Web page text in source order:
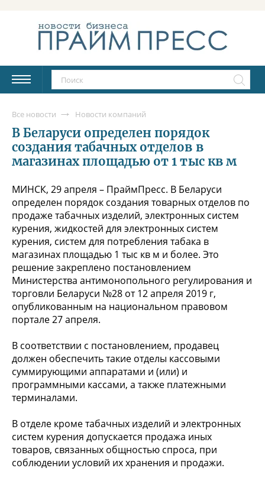
Все новости Новости компаний
В Беларуси определен порядок
создания табачных отделов в
магазинах площадью от 1 тыс кв м
МИНСК, 29 апреля – ПраймПресс. В Беларуси
определен порядок создания товарных отделов по
продаже табачных изделий, электронных систем
курения, жидкостей для электронных систем
курения, систем для потребления табака в
магазинах площадью 1 тыс кв м и более. Это
решение закреплено постановлением
Министерства антимонопольного регулирования и
торговли Беларуси №28 от 12 апреля 2019 г,
опубликованным на национальном правовом
портале 27 апреля.
В соответствии с постановлением, продавец
должен обеспечить такие отделы кассовыми
суммирующими аппаратами и (или) и
программными кассами, а также платежными
терминалами.
В отделе кроме табачных изделий и электронных
систем курения допускается продажа иных
товаров, связанных общностью спроса, при
соблюдении условий их хранения и продажи.